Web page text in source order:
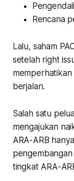
Rencana
Lalu, saham
setelah right
berjalan.
Salah satu
mengajukan
ARA-ARB
tingkat ARA-